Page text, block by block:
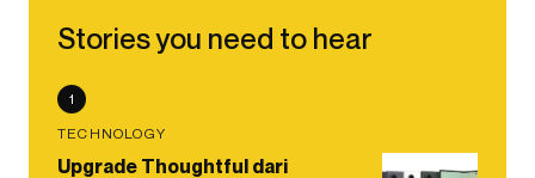
Stories you need to hear
1
TECHNOLOGY
Upgrade Thoughtful dari